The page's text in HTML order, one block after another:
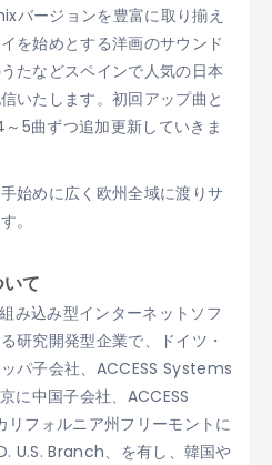
バージョンを豊富に取り揃え
を始めとする洋画のサウンド
たなどスペインで人気の日本
いたします。初回アップ曲と
5曲ずつ追加更新していきま
始めに広く欧州全域に渡りサ
。
て
み込み型インターネットソフ
研究開発型企業で、ドイツ・
パ子会社、ACCESS Systems
に中国子会社、ACCESS
リフォルニア州フリーモントに
U.S. Branch、を有し、韓国や